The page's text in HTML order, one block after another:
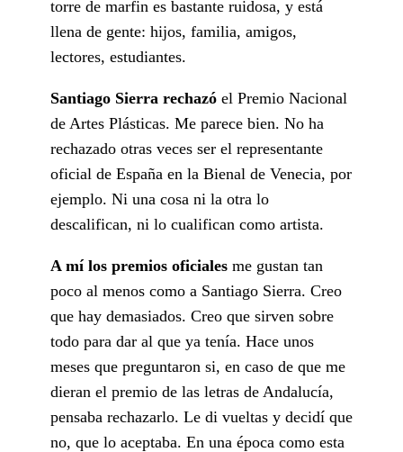
torre de marfin es bastante ruidosa, y está
llena de gente: hijos, familia, amigos,
lectores, estudiantes.
Santiago Sierra rechazó el Premio Nacional
de Artes Plásticas. Me parece bien. No ha
rechazado otras veces ser el representante
oficial de España en la Bienal de Venecia, por
ejemplo. Ni una cosa ni la otra lo
descalifican, ni lo cualifican como artista.
A mí los premios oficiales me gustan tan
poco al menos como a Santiago Sierra. Creo
que hay demasiados. Creo que sirven sobre
todo para dar al que ya tenía. Hace unos
meses que preguntaron si, en caso de que me
dieran el premio de las letras de Andalucía,
pensaba rechazarlo. Le di vueltas y decidí que
no, que lo aceptaba. En una época como esta